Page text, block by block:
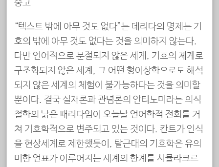
숭고
“텍스트 밖에 아무 것도 없다”는 데리다의 명제는 기
호의 밖에 아무 것도 없다는 것을 의미하지 않는다.
다만 언어적으로 분절되지 않은 세계, 기호의 체계로
구조화되지 않은 세계, 그 어떤 형이상학으로도 해석
되지 않은 세계의 체험이 불가능하다는 것을 의미할
뿐이다. 결국 실재론과 관념론의 안티노미라는 의식
철학의 낡은 패러다임이 오늘날 언어학적 전회를 거
쳐 기호학적으로 변주되고 있는 것이다. 칸트가 인식
을 현상세계로 제한했듯이, 탈근대의 기호학은 유의
미한 언표가 이루어지는 세계의 한계를 시뮬라크르